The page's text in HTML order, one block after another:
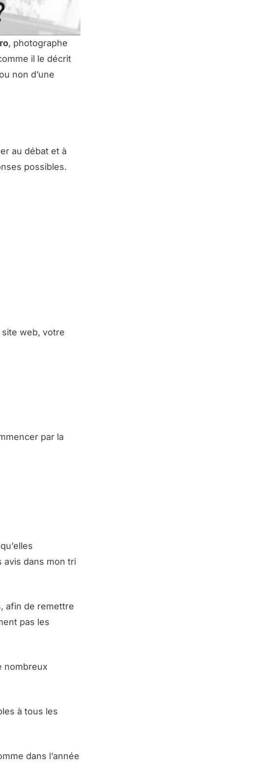
, photographe
il le décrit
non d’une
au débat et à
possibles.
web, votre
par la
avis dans mon tri
afin de remettre
pas les
nombreux
à tous les
dans l’année